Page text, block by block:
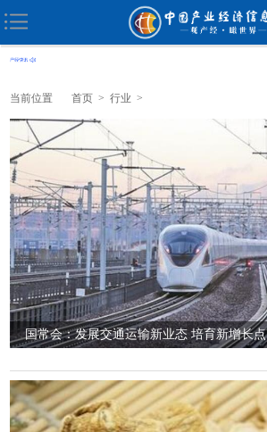
当前位置 首页 > 行业 >
国常会：发展交通运输新业态 培育新增长点